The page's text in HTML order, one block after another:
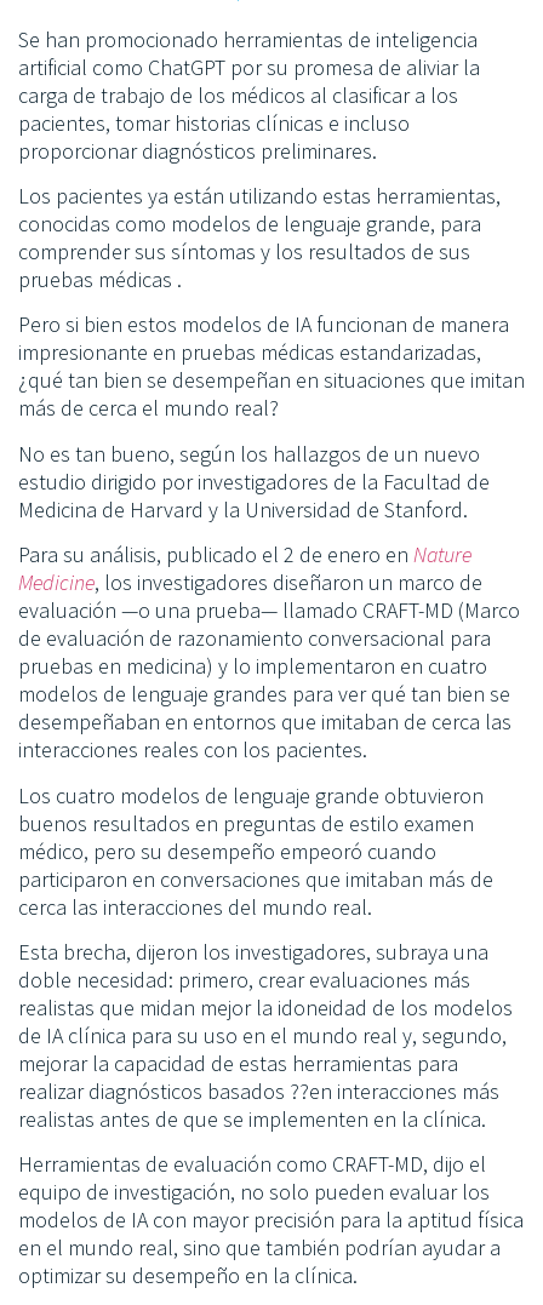
Se han promocionado herramientas de inteligencia
artificial como ChatGPT por su promesa de aliviar la
carga de trabajo de los médicos al clasificar a los
pacientes, tomar historias clínicas e incluso
proporcionar diagnósticos preliminares.
Los pacientes ya están utilizando estas herramientas,
conocidas como modelos de lenguaje grande, para
comprender sus síntomas y los resultados de sus
pruebas médicas .
Pero si bien estos modelos de IA funcionan de manera
impresionante en pruebas médicas estandarizadas,
¿qué tan bien se desempeñan en situaciones que imitan
más de cerca el mundo real?
No es tan bueno, según los hallazgos de un nuevo
estudio dirigido por investigadores de la Facultad de
Medicina de Harvard y la Universidad de Stanford.
Para su análisis, publicado el 2 de enero en Nature
Medicine, los investigadores diseñaron un marco de
evaluación —o una prueba— llamado CRAFT-MD (Marco
de evaluación de razonamiento conversacional para
pruebas en medicina) y lo implementaron en cuatro
modelos de lenguaje grandes para ver qué tan bien se
desempeñaban en entornos que imitaban de cerca las
interacciones reales con los pacientes.
Los cuatro modelos de lenguaje grande obtuvieron
buenos resultados en preguntas de estilo examen
médico, pero su desempeño empeoró cuando
participaron en conversaciones que imitaban más de
cerca las interacciones del mundo real.
Esta brecha, dijeron los investigadores, subraya una
doble necesidad: primero, crear evaluaciones más
realistas que midan mejor la idoneidad de los modelos
de IA clínica para su uso en el mundo real y, segundo,
mejorar la capacidad de estas herramientas para
realizar diagnósticos basados ??en interacciones más
realistas antes de que se implementen en la clínica.
Herramientas de evaluación como CRAFT-MD, dijo el
equipo de investigación, no solo pueden evaluar los
modelos de IA con mayor precisión para la aptitud física
en el mundo real, sino que también podrían ayudar a
optimizar su desempeño en la clínica.